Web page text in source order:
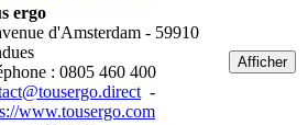
ergo
d'Amsterdam - 59910
: 0805 460 400
-
www.tousergo.com
Afficher